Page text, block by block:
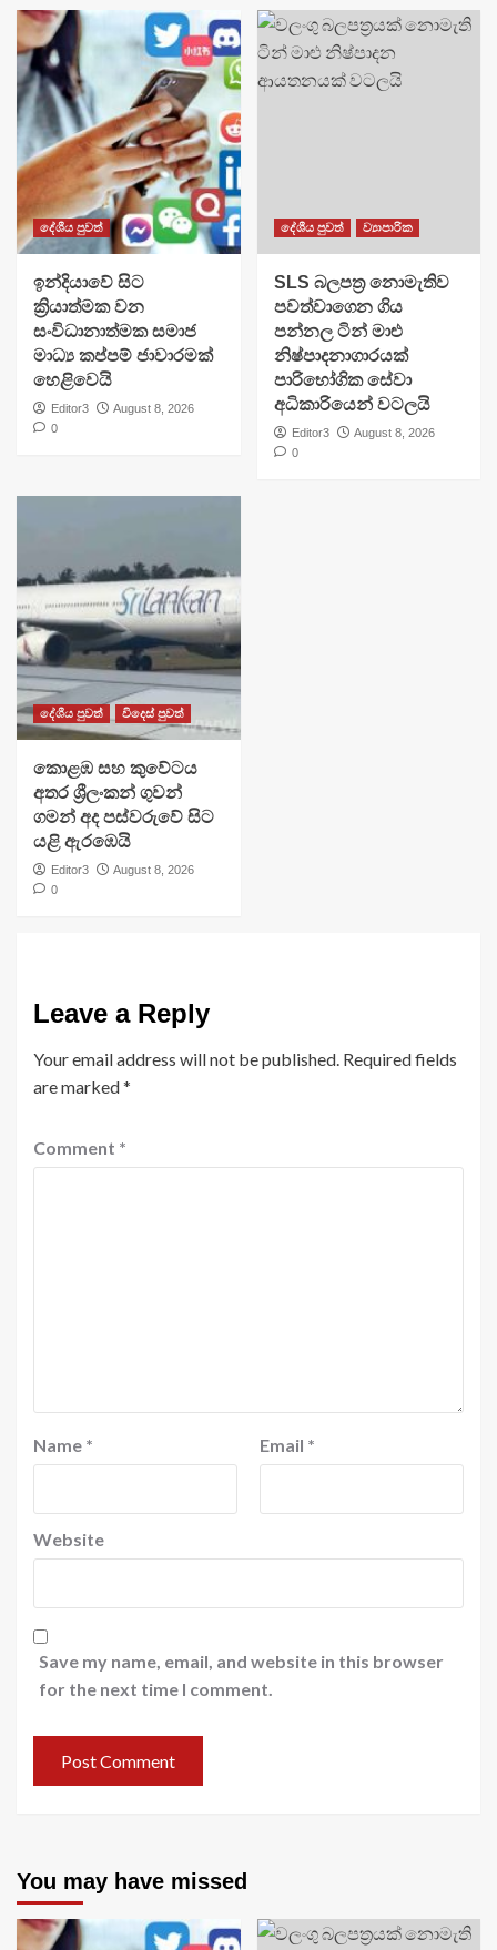
දේශීය පුවත්
​ඉන්දියාවේ සිට
ක්‍රියාත්මක වන
සංවිධානාත්මක සමාජ
මාධ්‍ය කප්පම් ජාවාරමක්
හෙළිවෙයි
Editor3
August 8, 2026
0
දේශීය පුවත් ව්‍යාපාරික
SLS බලපත්‍ර නොමැතිව
පවත්වාගෙන ගිය
පන්නල ටින් මාළු
නිෂ්පාදනාගාරයක්
පාරිභෝගික සේවා
අධිකාරියෙන් වටලයි
Editor3
August 8, 2026
0
දේශීය පුවත් විදෙස් පුවත්
​කොළඹ සහ කුවේටය
අතර ශ්‍රීලංකන් ගුවන්
ගමන් අද පස්වරුවේ සිට
යළි ඇරඹෙයි
Editor3
August 8, 2026
0
Leave a Reply
Your email address will not be published. Required fields
are marked*
Comment *
Name * Email *
Website
Save my name, email, and website in this browser
for the next time I comment.
You may have missed